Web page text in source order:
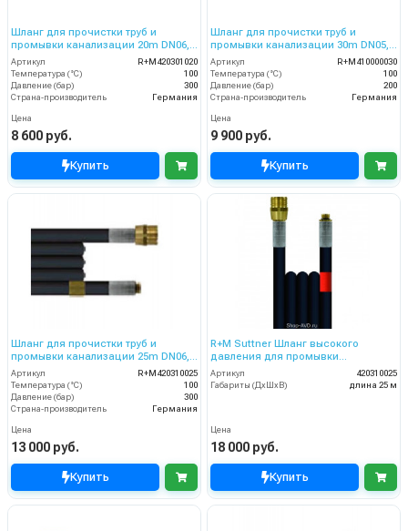
Шланг для прочистки труб и
промывки канализации 20m DN06,
300bar
Артикул
R+M420301020
Температура (°C)
100
Давление (бар)
300
Страна-производитель
Германия
Цена
8 600 руб.
Купить
Шланг для прочистки труб и
промывки канализации 30m DN05,
200bar
Артикул
R+M410000030
Температура (°C)
100
Давление (бар)
200
Страна-производитель
Германия
Цена
9 900 руб.
Купить
Шланг для прочистки труб и
промывки канализации 25m DN06,
300bar
Артикул
R+M420310025
Температура (°C)
100
Давление (бар)
300
Страна-производитель
Германия
Цена
13 000 руб.
Купить
R+M Suttner Шланг высокого
давления для промывки
канализационных труб 25 м
Артикул
420310025
Габариты (ДхШхВ)
длина 25 м
Цена
18 000 руб.
Купить